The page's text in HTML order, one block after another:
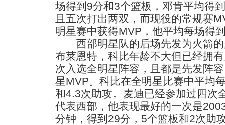
场得到9分和3个篮板，邓肯平均得
且五次打出两双，而现役的常规赛
明星赛中获得MVP，他平均每场得
西部明星队的后场先发为火箭的
布莱恩特，科比年龄不大但已经拥
次入选全明星阵容，且都是先发阵
星MVP。科比在全明星比赛中平均
和4.3次助攻。麦迪已经参加过四次
代表西部，他表现最好的一次是
分钟，得到29分，5个篮板和2次助